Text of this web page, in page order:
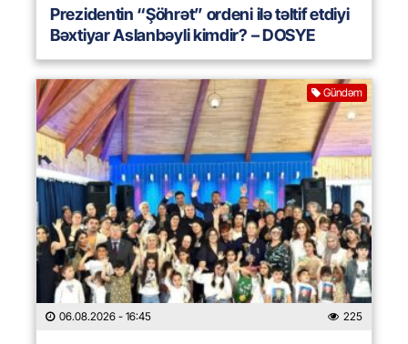
Prezidentin “Şöhrət” ordeni ilə təltif etdiyi
Bəxtiyar Aslanbəyli kimdir? – DOSYE
Gündəm
06.08.2026 - 16:45 225